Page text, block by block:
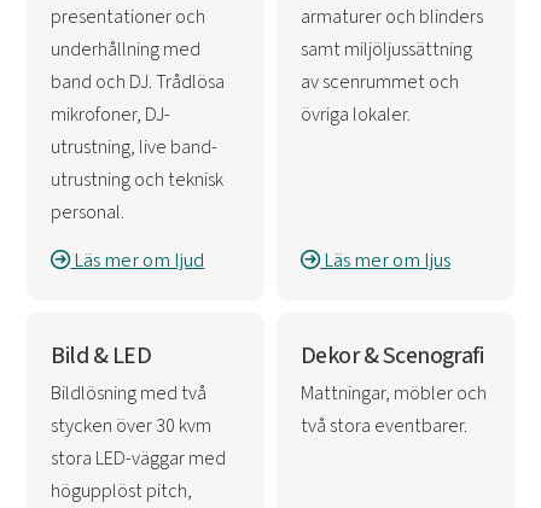
presentationer och
underhållning med
band och DJ. Trådlösa
mikrofoner, DJ-
utrustning, live band-
utrustning och teknisk
personal.
Läs mer om ljud
armaturer och blinders
samt miljöljussättning
av scenrummet och
övriga lokaler.
Läs mer om ljus
Bild & LED
Bildlösning med två
stycken över 30 kvm
stora LED-väggar med
högupplöst pitch,
Dekor & Scenografi
Mattningar, möbler och
två stora eventbarer.